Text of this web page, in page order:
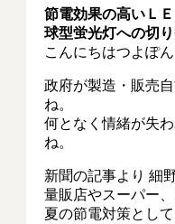
節電効果の高いＬ
球型蛍光灯への切
こんにちはつよぽ
政府が製造・販売
ね。
何となく情緒が失
ね。
新聞の記事より 細
量販店やスーパー
夏の節電対策とし